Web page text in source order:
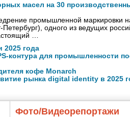
масел на 30
промышленной маркировки
одного из ведущих
…
2025 года
контура для промышленности
кофе Monarch
рынка digital identity в 2025
Фото/Видеорепортажи